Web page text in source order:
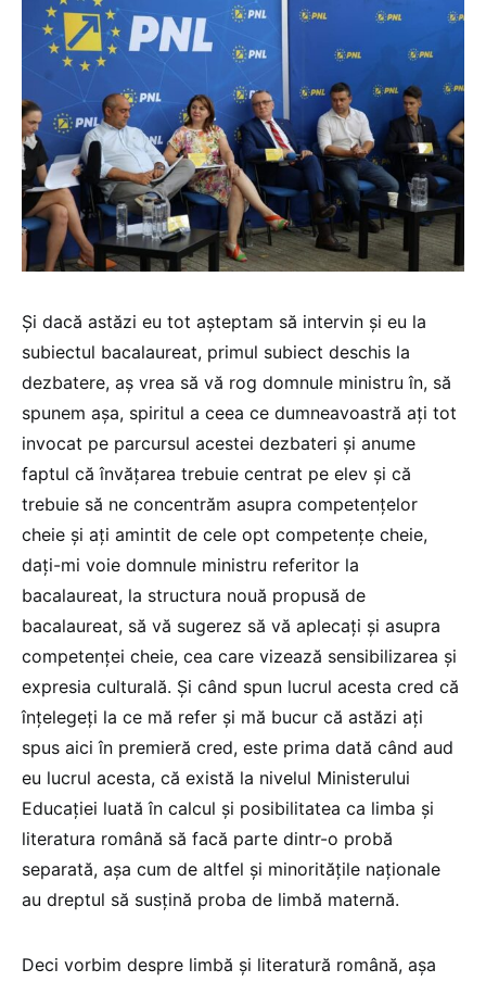
Și dacă astăzi eu tot așteptam să intervin și eu la
subiectul bacalaureat, primul subiect deschis la
dezbatere, aș vrea să vă rog domnule ministru în, să
spunem așa, spiritul a ceea ce dumneavoastră ați tot
invocat pe parcursul acestei dezbateri și anume
faptul că învățarea trebuie centrat pe elev și că
trebuie să ne concentrăm asupra competențelor
cheie și ați amintit de cele opt competențe cheie,
dați-mi voie domnule ministru referitor la
bacalaureat, la structura nouă propusă de
bacalaureat, să vă sugerez să vă aplecați și asupra
competenței cheie, cea care vizează sensibilizarea și
expresia culturală. Și când spun lucrul acesta cred că
înțelegeți la ce mă refer și mă bucur că astăzi ați
spus aici în premieră cred, este prima dată când aud
eu lucrul acesta, că există la nivelul Ministerului
Educației luată în calcul și posibilitatea ca limba și
literatura română să facă parte dintr-o probă
separată, așa cum de altfel și minoritățile naționale
au dreptul să susțină proba de limbă maternă.
Deci vorbim despre limbă și literatură română, așa